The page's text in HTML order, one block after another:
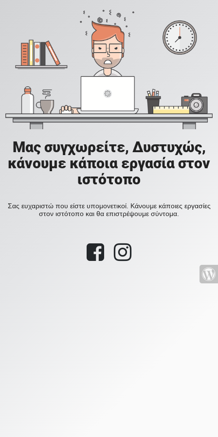
Μας συγχωρείτε, Δυστυχώς,
κάνουμε κάποια εργασία στον
ιστότοπο
Σας ευχαριστώ που είστε υπομονετικοί. Κάνουμε κάποιες εργασίες
στον ιστότοπο και θα επιστρέψουμε σύντομα.